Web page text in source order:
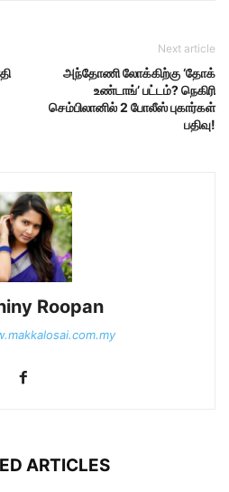
Next article
அந்தோணி லோக்கிற்கு ‘தோக்
உண்டாங்’ பட்டம்? நெகிரி
செம்பிலானில் 2 போலீஸ் புகார்கள்
பதிவு!
Roopan
ARTICLES